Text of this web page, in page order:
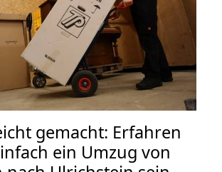
gemacht: Erfahren
ein Umzug von